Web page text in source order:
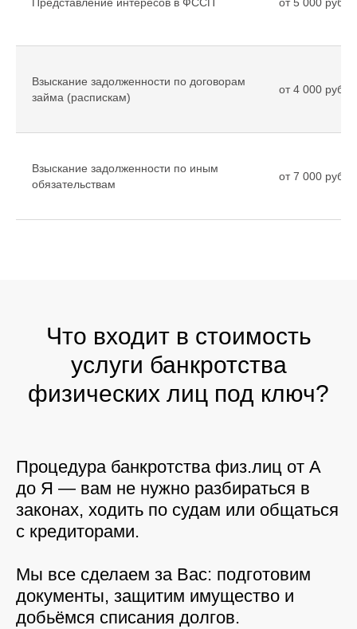
Представление интересов в ФССП от 5 000
Взыскание задолженности по договорам
займа (распискам)
от 4 000
Взыскание задолженности по иным
обязательствам
от 7 000
Что входит в стоимость
услуги банкротства
физических лиц под ключ?
Процедура банкротства физ.лиц от А
до Я — вам не нужно разбираться в
законах, ходить по судам или общаться
с кредиторами.
Мы все сделаем за Вас: подготовим
документы, защитим имущество и
добьёмся списания долгов.